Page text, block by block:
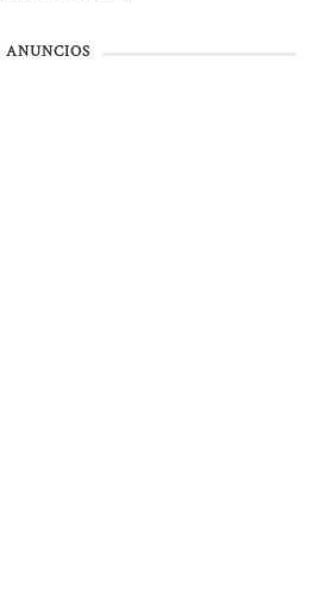
ANUNCIOS